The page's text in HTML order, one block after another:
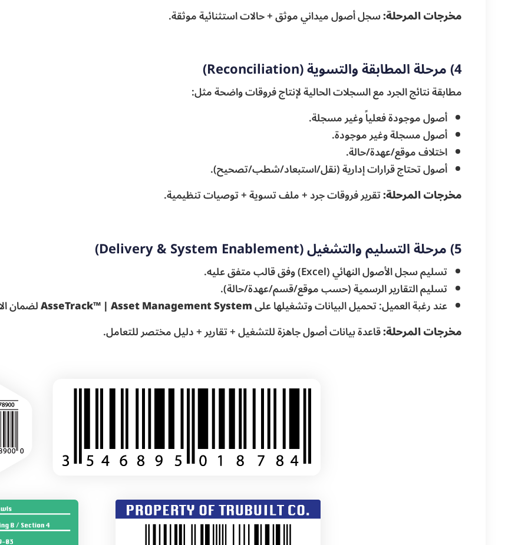
مخرجات المرحلة:سجل أصول ميداني موثق + حالات استثنائية موثقة.
4) مرحلة المطابقة والتسوية (Reconciliation)
مطابقة نتائج الجرد مع السجلات الحالية لإنتاج فروقات واضحة مثل:
أصول موجودة فعلياً وغير مسجلة.
أصول مسجلة وغير موجودة.
اختلاف موقع/عهدة/حالة.
أصول تحتاج قرارات إدارية (نقل/استبعاد/شطب/تصحيح).
مخرجات المرحلة:تقرير فروقات جرد + ملف تسوية + توصيات تنظيمية.
5) مرحلة التسليم والتشغيل (Delivery & System Enablement)
تسليم سجل الأصول النهائي (Excel) وفق قالب متفق عليه.
تسليم التقارير الرسمية (حسب موقع/قسم/عهدة/حالة).
عند رغبة العميل: تحميل البيانات وتشغيلها علىAsseTrack™ | Asset Management Systemلضمان
مخرجات المرحلة:قاعدة بيانات أصول جاهزة للتشغيل + تقارير + دليل مختصر للتعامل.